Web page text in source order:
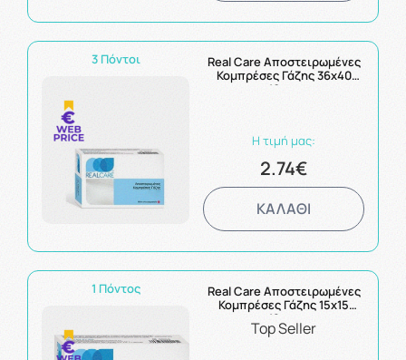
3 Πόντοι
Real Care Αποστειρωμένες
Κομπρέσες Γάζης 36x40
10τμχ
Η τιμή μας:
2.74€
ΚΑΛΑΘΙ
1 Πόντος
Real Care Αποστειρωμένες
Κομπρέσες Γάζης 15x15
12τμχ
Top Seller